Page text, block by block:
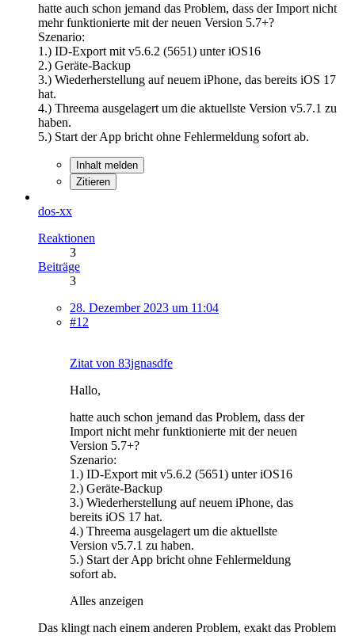
hatte auch schon jemand das Problem, dass der Import nicht
mehr funktionierte mit der neuen Version 5.7+?
Szenario:
1.) ID-Export mit v5.6.2 (5651) unter iOS16
2.) Geräte-Backup
3.) Wiederherstellung auf neuem iPhone, das bereits iOS 17
hat.
4.) Threema ausgelagert um die aktuellste Version v5.7.1 zu
haben.
5.) Start der App bricht ohne Fehlermeldung sofort ab.
Inhalt melden
Zitieren
dos-xx
Reaktionen
3
Beiträge
3
28. Dezember 2023 um 11:04
#12
Zitat von 83jgnasdfe
Hallo,
hatte auch schon jemand das Problem, dass der
Import nicht mehr funktionierte mit der neuen
Version 5.7+?
Szenario:
1.) ID-Export mit v5.6.2 (5651) unter iOS16
2.) Geräte-Backup
3.) Wiederherstellung auf neuem iPhone, das
bereits iOS 17 hat.
4.) Threema ausgelagert um die aktuellste
Version v5.7.1 zu haben.
5.) Start der App bricht ohne Fehlermeldung
sofort ab.
Alles anzeigen
Das klingt nach einem anderen Problem, exakt das Problem